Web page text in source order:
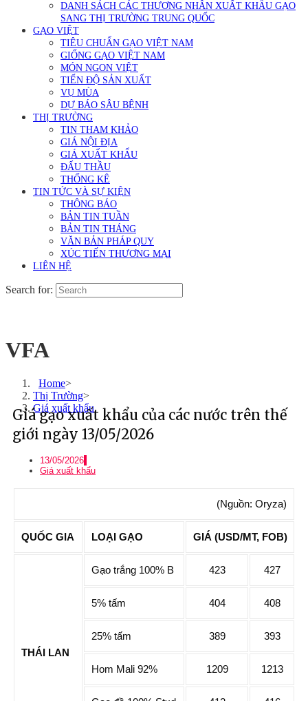
DANH SÁCH CÁC THƯƠNG NHÂN XUẤT KHẨU GẠO
SANG THỊ TRƯỜNG TRUNG QUỐC
GẠO VIỆT
TIÊU CHUẨN GẠO VIỆT NAM
GIỐNG GẠO VIỆT NAM
MÓN NGON VIỆT
TIẾN ĐỘ SẢN XUẤT
VỤ MÙA
DỰ BÁO SÂU BỆNH
THỊ TRƯỜNG
TIN THAM KHẢO
GIÁ NỘI ĐỊA
GIÁ XUẤT KHẨU
ĐẤU THẦU
THỐNG KÊ
TIN TỨC VÀ SỰ KIỆN
THÔNG BÁO
BẢN TIN TUẦN
BẢN TIN THÁNG
VĂN BẢN PHÁP QUY
XÚC TIẾN THƯƠNG MẠI
LIÊN HỆ
Search for:
VFA
Home>
Thị Trường>
Giá xuất khẩu
Giá gạo xuất khẩu của các nước trên thế
giới ngày 13/05/2026
13/05/2026
Giá xuất khẩu
(Nguồn: Oryza)
QUỐC GIA LOẠI GẠO GIÁ (USD/MT, FOB)
THÁI LAN
Gạo trắng 100% B 423 427
5% tấm 404 408
25% tấm 389 393
Hom Mali 92% 1209 1213